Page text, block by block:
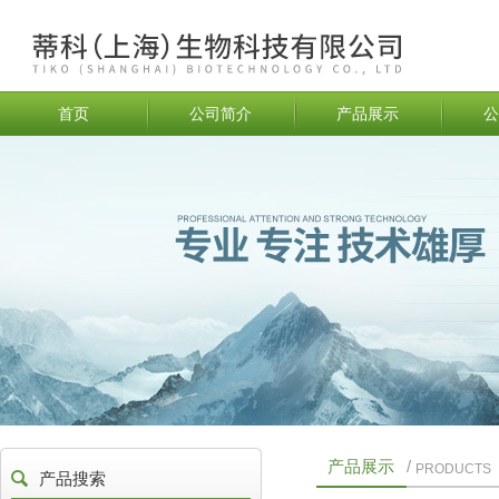
首页 公司简介 产品展示
产品搜索
产品展示 / PRODUCTS